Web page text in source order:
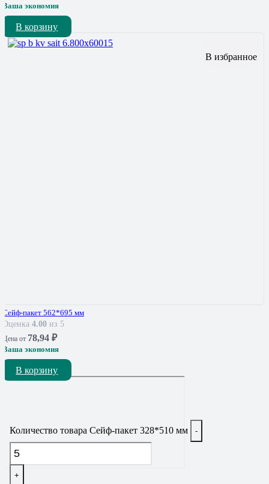
Количество товара Сейф-пакет 328*510 мм -
+
Ваша экономия
В корзину
В избранное
Сейф-пакет 562*695 мм
Оценка 4.00 из 5
Цена от 78,94 ₽
Ваша экономия
В корзину